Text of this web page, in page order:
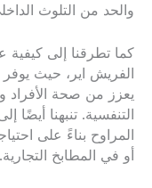
والحد من التلوث
كما تطرقنا إلى
الفريش اير، حيث يوفر
يعزز من صحة الأفراد
التنفسية. تنبهنا أيضًا
المراوح بناءً على
أو في المطابخ التجارية.